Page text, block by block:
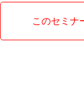
このセミナ